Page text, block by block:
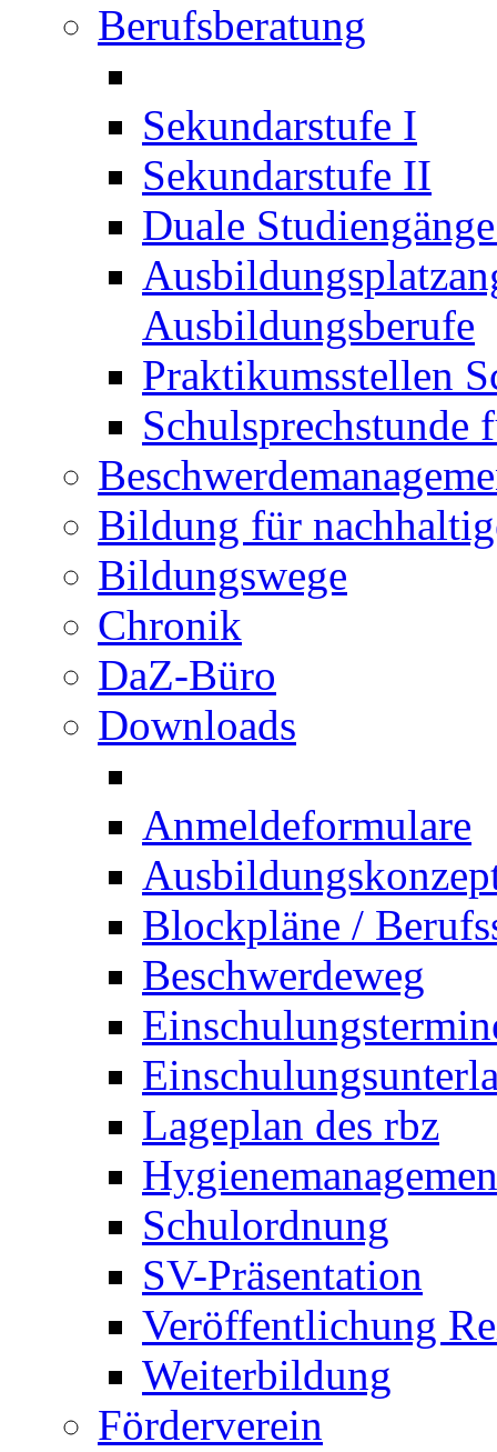
Berufsberatung
Sekundarstufe I
Sekundarstufe II
Duale
Ausbildungsberufe
Praktikumsstellen
Schulsprechstunde
Bildung für
Bildungswege
Chronik
DaZ-Büro
Downloads
Anmeldeformulare
Blockpläne /
Beschwerdeweg
Lageplan des rbz
Schulordnung
SV-Präsentation
Veröffentlichung
Weiterbildung
Förderverein